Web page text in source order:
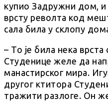
купио Задружни дом, и
врсту револта код
сала била у склопу
– То је била нека врста
Студенице желе да
манастирског мира.
другог ктитора
тражити разлоге. Он